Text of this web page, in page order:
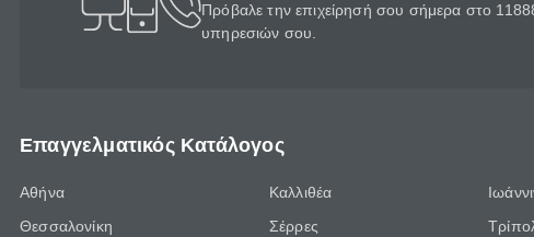
Πρόβαλε την επιχείρησή σου σήμερα στο
υπηρεσιών σου.
Επαγγελματικός Κατάλογος
Αθήνα
Θεσσαλονίκη
Καλλιθέα
Σέρρες